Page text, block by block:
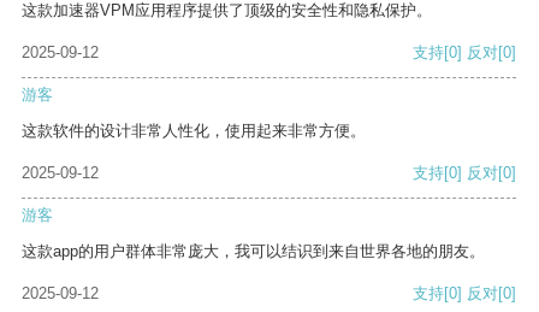
这款加速器VPM应用程序提供了顶级的安全性和隐私保护。
2025-09-12 支持[0] 反对[0]
游客
这款软件的设计非常人性化，使用起来非常方便。
2025-09-12 支持[0] 反对[0]
游客
这款app的用户群体非常庞大，我可以结识到来自世界各地的朋友。
2025-09-12 支持[0] 反对[0]